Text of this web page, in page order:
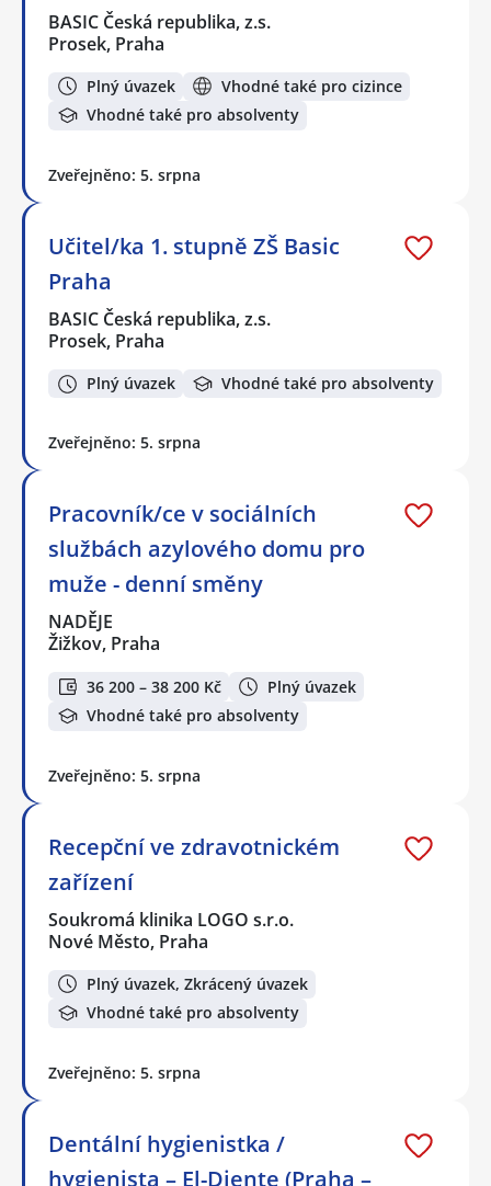
BASIC Česká republika, z.s.
Prosek, Praha
Plný úvazek
Vhodné také pro cizince
Vhodné také pro absolventy
Zveřejněno: 5. srpna
Učitel/ka 1. stupně ZŠ Basic
Praha
BASIC Česká republika, z.s.
Prosek, Praha
Plný úvazek Vhodné také pro absolventy
Zveřejněno: 5. srpna
Pracovník/ce v sociálních
službách azylového domu pro
muže - denní směny
NADĚJE
Žižkov, Praha
36 200 – 38 200 Kč
Plný úvazek
Vhodné také pro absolventy
Zveřejněno: 5. srpna
Recepční ve zdravotnickém
zařízení
Soukromá klinika LOGO s.r.o.
Nové Město, Praha
Plný úvazek, Zkrácený úvazek
Vhodné také pro absolventy
Zveřejněno: 5. srpna
Dentální hygienistka /
hygienista – El-Diente (Praha –